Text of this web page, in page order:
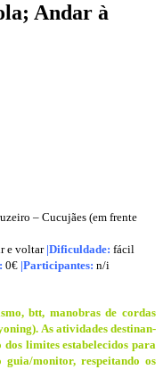
Andar à
– Cucujães (em frente
e voltar |Dificuldade: fácil
0€ |Participantes: n/i
btt, manobras de cordas
As atividades destinan-
limites estabelecidos para
monitor, respeitando os